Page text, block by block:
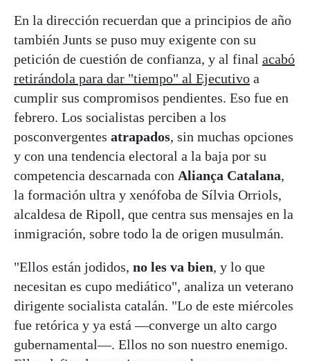
En la dirección recuerdan que a principios de año
también Junts se puso muy exigente con su
petición de cuestión de confianza, y al final acabó
retirándola para dar "tiempo" al Ejecutivo a
cumplir sus compromisos pendientes. Eso fue en
febrero. Los socialistas perciben a los
posconvergentes atrapados, sin muchas opciones
y con una tendencia electoral a la baja por su
competencia descarnada con Aliança Catalana,
la formación ultra y xenófoba de Sílvia Orriols,
alcaldesa de Ripoll, que centra sus mensajes en la
inmigración, sobre todo la de origen musulmán.
"Ellos están jodidos, no les va bien, y lo que
necesitan es cupo mediático", analiza un veterano
dirigente socialista catalán. "Lo de este miércoles
fue retórica y ya está —converge un alto cargo
gubernamental—. Ellos no son nuestro enemigo.